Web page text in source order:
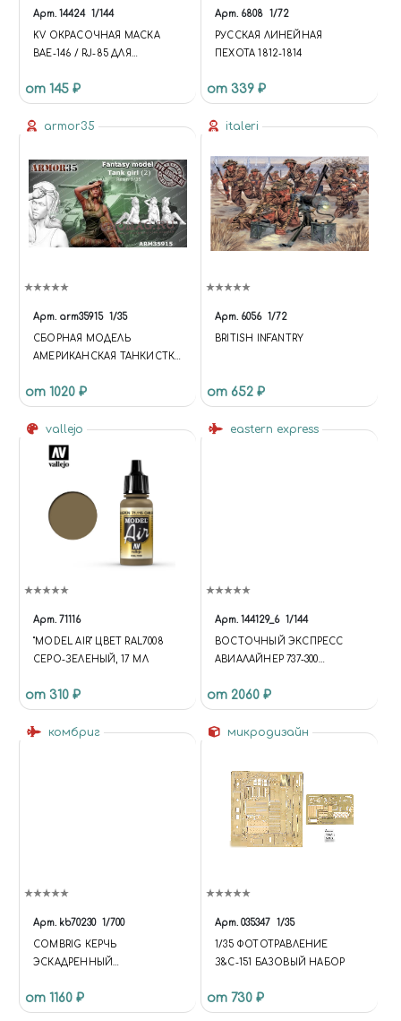
Арт. 14424 1/144
KV ОКРАСОЧНАЯ МАСКА
BAE-146 / RJ-85 ДЛЯ
от 145 ₽
Арт. 6808 1/72
РУССКАЯ ЛИНЕЙНАЯ
ПЕХОТА 1812-1814
от 339 ₽
armor35
Арт. arm35915 1/35
СБОРНАЯ МОДЕЛЬ
АМЕРИКАНСКАЯ ТАНКИСТКА
от 1020 ₽
italeri
Арт. 6056 1/72
BRITISH INFANTRY
от 652 ₽
vallejo
Арт. 71116
"MODEL AIR" ЦВЕТ RAL7008
СЕРО-ЗЕЛЕНЫЙ, 17 МЛ
от 310 ₽
eastern express
Арт. 144129_6 1/144
ВОСТОЧНЫЙ ЭКСПРЕСС
АВИАЛАЙНЕР 737-300
от 2060 ₽
комбриг
Арт. kb70230 1/700
COMBRIG КЕРЧЬ
ЭСКАДРЕННЫЙ
DESTROYER KERCH 1917
от 1160 ₽
микродизайн
Арт. 035347 1/35
1/35 ФОТОТРАВЛЕНИЕ
З&С-151 БАЗОВЫЙ НАБОР
от 730 ₽